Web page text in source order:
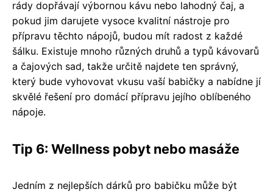
rády dopřávají výbornou kávu nebo lahodný čaj, a
pokud jim darujete vysoce kvalitní nástroje pro
přípravu těchto nápojů, budou mít radost z každé
šálku. Existuje mnoho různých druhů a typů kávovarů
a čajových sad, takže určitě najdete ten správný,
který bude vyhovovat vkusu vaší babičky a nabídne jí
skvělé řešení pro domácí přípravu jejího oblíbeného
nápoje.
Tip 6: Wellness pobyt nebo masáže
Jedním z nejlepších dárků pro babičku může být